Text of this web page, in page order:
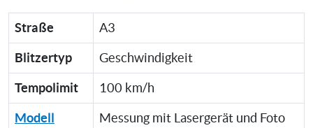
Straße A3
Blitzertyp Geschwindigkeit
Tempolimit 100 km/h
Modell Messung mit Lasergerät und Foto